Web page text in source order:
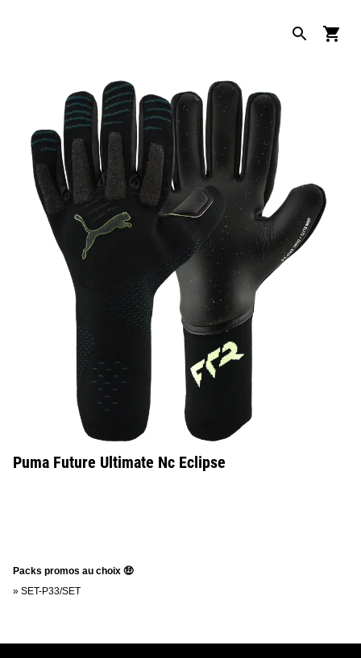
Puma Future Ultimate Nc Eclipse
Packs promos au choix 🤑
» SET-P33/SET